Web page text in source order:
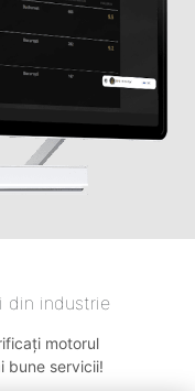
din industrie
motorul
bune servicii!